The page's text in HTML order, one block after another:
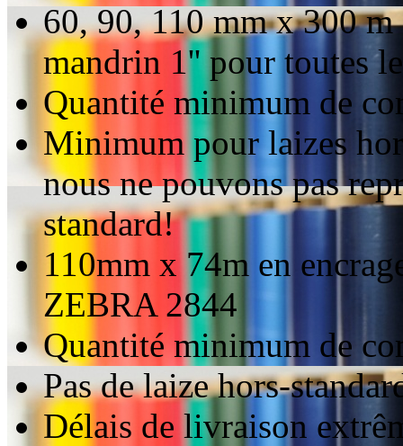
60, 90, 110 mm x 300 m
mandrin 1'' pour toutes
Quantité minimum de
Minimum pour laizes
nous ne pouvons pas
standard!
110mm x 74m en
ZEBRA 2844
Quantité minimum de
Pas de laize hors-
Délais de livraison